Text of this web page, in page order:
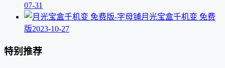
07-31
月光宝盒千机变 免费
版2023-10-27
特别推荐